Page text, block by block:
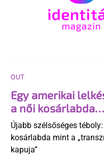
Egy amerikai
a női kosárlabda
Újabb szélsőséges
kosárlabda mint a
kapuja”
OUT